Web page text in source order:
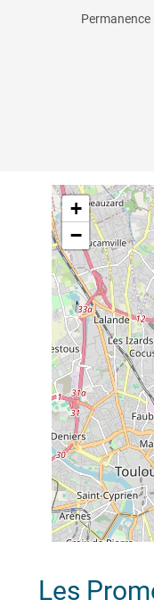
Permanence
+
−
Les